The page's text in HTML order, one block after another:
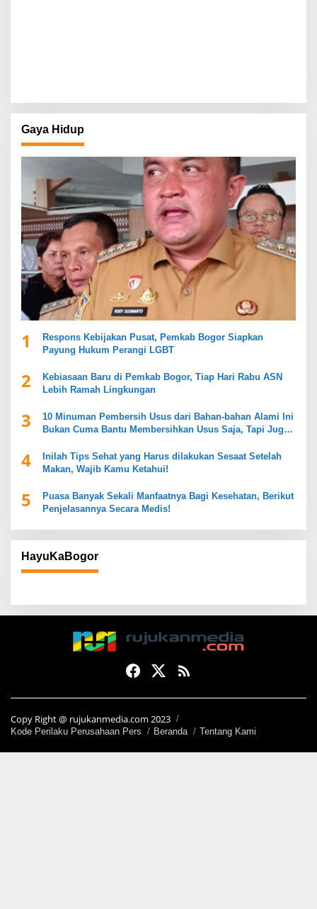
Gaya Hidup
1
Respons Kebijakan Pusat, Pemkab Bogor Siapkan
Payung Hukum Perangi LGBT
2
Kebiasaan Baru di Pemkab Bogor, Tiap Hari Rabu ASN
Lebih Ramah Lingkungan
3
10 Minuman Pembersih Usus dari Bahan-bahan Alami Ini
Bukan Cuma Bantu Membersihkan Usus Saja, Tapi Juga
4
Inilah Tips Sehat yang Harus dilakukan Sesaat Setelah
Makan, Wajib Kamu Ketahui!
5
Puasa Banyak Sekali Manfaatnya Bagi Kesehatan, Berikut
Penjelasannya Secara Medis!
HayuKaBogor
Copy Right @ rujukanmedia.com 2023
Kode Perilaku Perusahaan Pers Beranda Tentang Kami